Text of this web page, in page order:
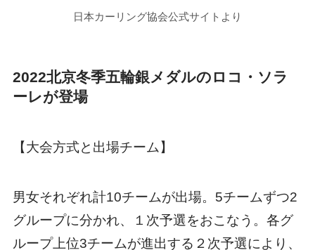
日本カーリング協会公式サイトより
2022北京冬季五輪銀メダルのロコ・ソラ
ーレが登場
【大会方式と出場チーム】
男女それぞれ計10チームが出場。5チームずつ2
グループに分かれ、１次予選をおこなう。各グ
ループ上位3チームが進出する２次予選により、